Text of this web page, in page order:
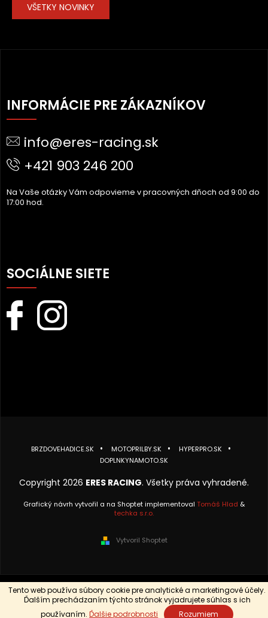
Tento web používa súbory cookie pre analytické a marketingové účely.
Ďalším prechádzaním týchto stránok vyjadrujete súhlas s ich
používaním.Ďalšie podrobnosti Rozumiem
VŠETKY NOVINKY
Á
P
T
INFORMÁCIE PRE ZÁKAZNÍKOV
info@eres-racing.sk
+421 903 246 200
Na Vaše otázky Vám odpovieme v pracovných dňoch od 9:00 do
17:00 hod.
SOCIÁLNE SIETE
BRZDOVEHADICE.SK MOTOPRILBY.SK
HYPERPRO.SK
DOPLNKYNAMOTO.SK
Copyright 2026 ERES RACING. Všetky práva vyhradené.
Grafický návrh vytvořil a na Shoptet implementoval Tomáš Hlad &
techka s.r.o.
Vytvoril Shoptet